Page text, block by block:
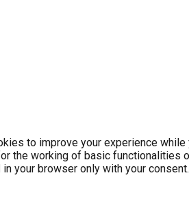
to improve your experience
the working of basic functionalities
your browser only with your